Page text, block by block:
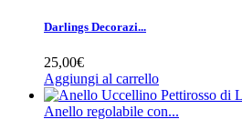
Darlings Decorazi...
25,00€
Aggiungi al carrello
Anello regolabile con...